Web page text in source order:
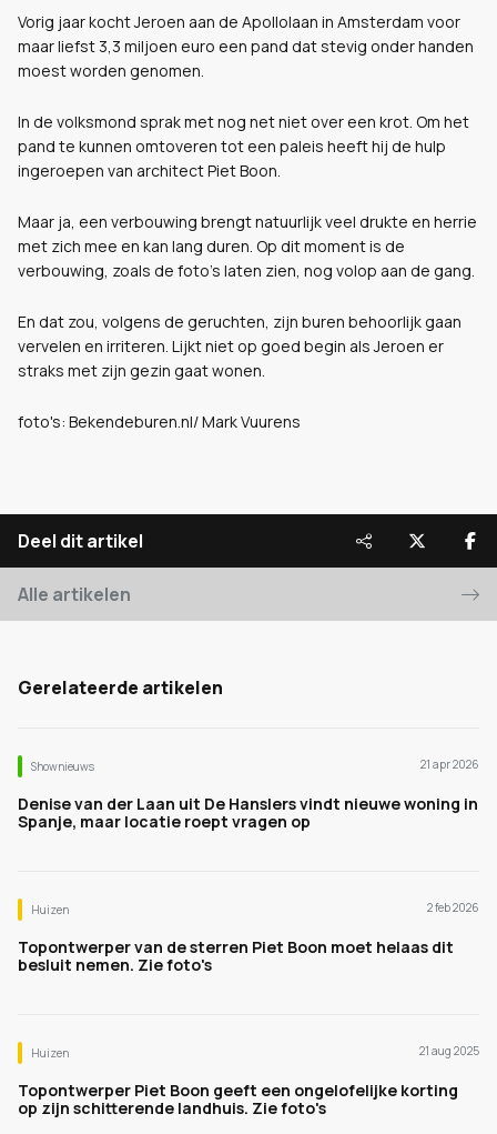
Vorig jaar kocht Jeroen aan de Apollolaan in Amsterdam voor
maar liefst 3,3 miljoen euro een pand dat stevig onder handen
moest worden genomen.
In de volksmond sprak met nog net niet over een krot. Om het
pand te kunnen omtoveren tot een paleis heeft hij de hulp
ingeroepen van architect Piet Boon.
Maar ja, een verbouwing brengt natuurlijk veel drukte en herrie
met zich mee en kan lang duren. Op dit moment is de
verbouwing, zoals de foto's laten zien, nog volop aan de gang.
En dat zou, volgens de geruchten, zijn buren behoorlijk gaan
vervelen en irriteren. Lijkt niet op goed begin als Jeroen er
straks met zijn gezin gaat wonen.
foto's: Bekendeburen.nl/ Mark Vuurens
Deel dit artikel
Alle artikelen
Gerelateerde artikelen
Shownieuws 21 apr 2026
Denise van der Laan uit De Hanslers vindt nieuwe woning in
Spanje, maar locatie roept vragen op
Huizen 2 feb 2026
Topontwerper van de sterren Piet Boon moet helaas dit
besluit nemen. Zie foto's
Huizen 21 aug 2025
Topontwerper Piet Boon geeft een ongelofelijke korting
op zijn schitterende landhuis. Zie foto's